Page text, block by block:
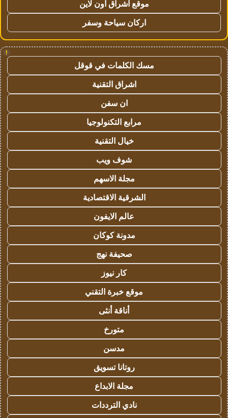
موقع اشراق اون لاين
اركان سياحة وسفر
!
مسك الكلمات في قوقل
اشراق التقنية
ان سفن
مرابع التكنولوجيا
خيال التقنية
شوف ويب
مجلة الاسهم
الشرقية الاقتصادية
عالم الايفون
مدونة كوكان
صحيفة نهج
كار نيوز
موقع خبرة التقني
أناقة أنثى
متورخ
مدسن
روتانا تسويق
مجلة الابداع
نادي الترددات